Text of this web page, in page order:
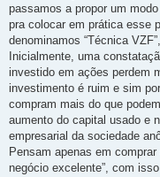
passamos a propor um
pra colocar em prática esse
denominamos “Técnica
Inicialmente, uma
investido em ações perdem
investimento é ruim e sim
compram mais do que
aumento do capital usado e
empresarial da sociedade
Pensam apenas em
negócio excelente”, com